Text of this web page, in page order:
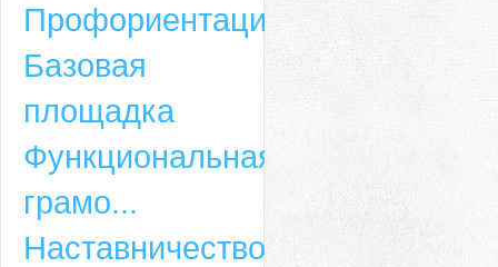
Профориентация
Базовая
площадка
Функциональная
грамо...
Наставничество